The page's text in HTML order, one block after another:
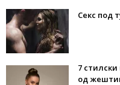
Секс под
7
од